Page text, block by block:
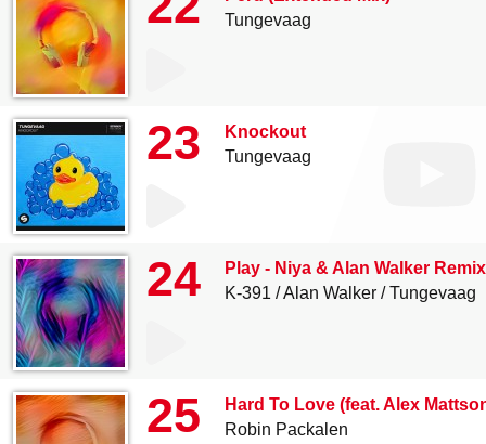
Tungevaag
23
Knockout
Tungevaag
24
Play - Niya & Alan Walker
K-391
Alan Walker Tungevaag
25
Hard To Love (feat. Alex
Robin Packalen